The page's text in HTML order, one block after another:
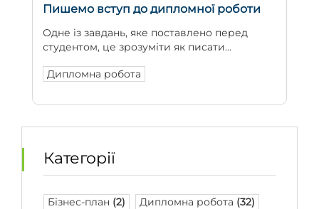
Пишемо вступ до дипломної роботи
Одне із завдань, яке поставлено перед
студентом, це зрозуміти як писати...
Дипломна робота
Категорії
Бізнес-план (2) Дипломна робота (32)